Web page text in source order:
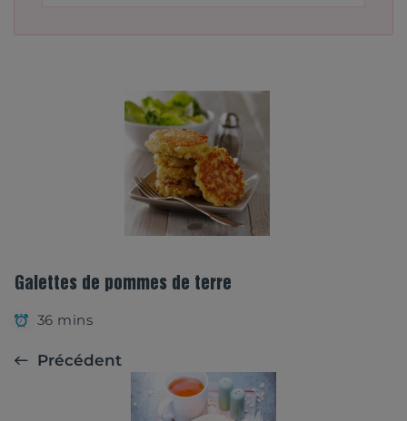
Galettes de pommes de terre
36 mins
Précédent